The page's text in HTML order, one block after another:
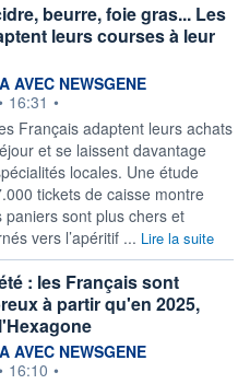
beurre, foie gras... Les
leurs courses à leur
par
AVEC NEWSGENE
16:31 •
Français adaptent leurs achats
et se laissent davantage
locales. Une étude
tickets de caisse montre
paniers sont plus chers et
vers l’apéritif ... Lire la suite
: les Français sont
à partir qu'en 2025,
par
AVEC NEWSGENE
16:10 •